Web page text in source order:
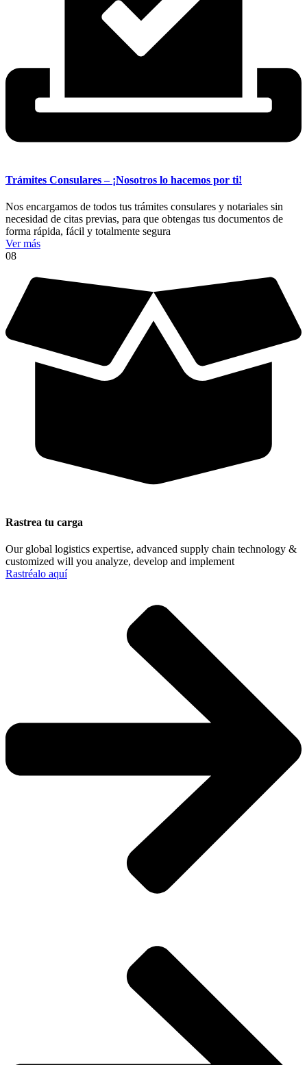
Trámites Consulares – ¡Nosotros lo hacemos por ti!
Nos encargamos de todos tus trámites consulares y notariales sin
necesidad de citas previas, para que obtengas tus documentos de
forma rápida, fácil y totalmente segura
Ver más
08
Rastrea tu carga
Our global logistics expertise, advanced supply chain technology &
customized will you analyze, develop and implement
Rastréalo aquí